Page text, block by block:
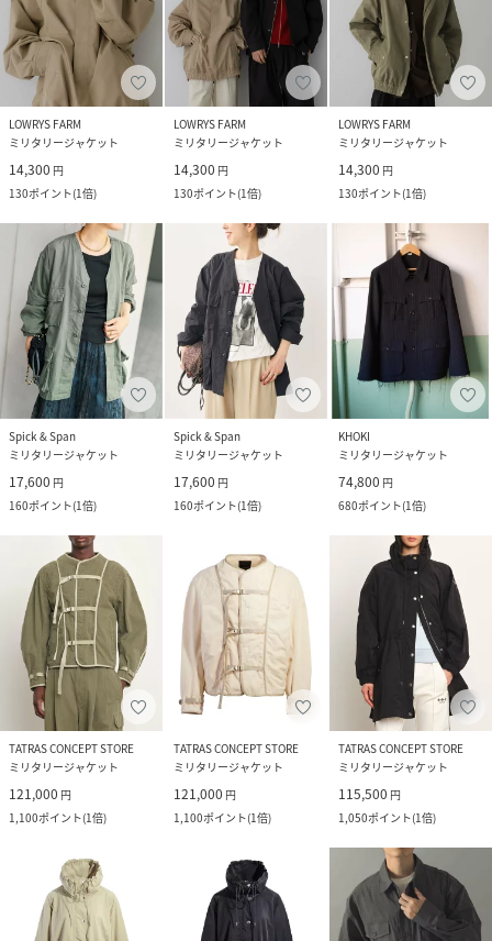
LOWRYS FARM
ミリタリージャケット
14,300 円
130ポイント(1倍)
LOWRYS FARM
ミリタリージャケット
14,300 円
130ポイント(1倍)
LOWRYS FARM
ミリタリージャケット
14,300 円
130ポイント(1倍)
Spick & Span
ミリタリージャケット
17,600 円
160ポイント(1倍)
Spick & Span
ミリタリージャケット
17,600 円
160ポイント(1倍)
KHOKI
ミリタリージャケット
74,800 円
680ポイント(1倍)
TATRAS CONCEPT STORE
ミリタリージャケット
121,000 円
1,100ポイント(1倍)
TATRAS CONCEPT STORE
ミリタリージャケット
121,000 円
1,100ポイント(1倍)
TATRAS CONCEPT STORE
ミリタリージャケット
115,500 円
1,050ポイント(1倍)